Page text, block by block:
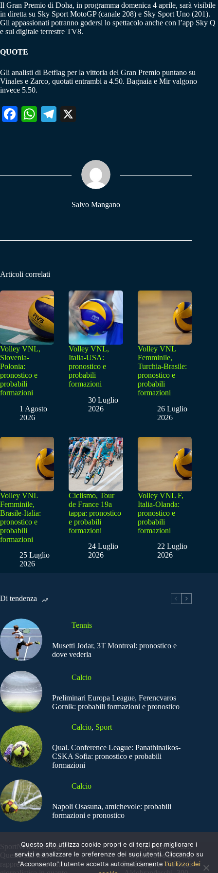
Il Gran Premio di Doha, in programma domenica 4 aprile, sarà visibile
in diretta su Sky Sport MotoGP (canale 208) e Sky Sport Uno (201).
Gli appassionati potranno godersi lo spettacolo anche con l’app Sky Q
e sul digitale terrestre TV8.
QUOTE
Gli analisti di Betflag per la vittoria del Gran Premio puntano su
Vinales e Zarco, quotati entrambi a 4.50. Bagnaia e Mir valgono
invece 5.50.
Fa W
pp
Te
m
Salvo Mangano
Articoli correlati
Volley VNL,
Slovenia-
Polonia:
pronostico e
probabili
formazioni
1 Agosto
2026
Volley VNL,
Italia-USA:
pronostico e
probabili
formazioni
30 Luglio
2026
Volley VNL
Femminile,
Turchia-Brasile:
pronostico e
probabili
formazioni
26 Luglio
2026
Volley VNL
Femminile,
Brasile-Italia:
pronostico e
probabili
formazioni
25 Luglio
2026
Ciclismo, Tour
de France 19a
tappa: pronostico
e probabili
formazioni
24 Luglio
2026
Volley VNL F,
Italia-Olanda:
pronostico e
probabili
formazioni
22 Luglio
2026
Di tendenza
Tennis
Musetti Jodar, 3T Montreal: pronostico e
dove vederla
Calcio
Preliminari Europa League, Ferencvaros
Gornik: probabili formazioni e pronostico
Calcio, Sport
Qual. Conference League: Panathinaikos-
CSKA Sofia: pronostico e probabili
formazioni
Calcio
Napoli Osasuna, amichevole: probabili
formazioni e pronostico
SportNews.BetFlag -
Questo sito non
rappresenta una testata
Copyright © 2025
SportNews BetFlag
Sede Legale: Via degli
Questo sito utilizza cookie propri e di terzi per migliorare i
servizi e analizzare le preferenze dei suoi utenti. Cliccando su
"Acconsento" l'utente accetta automaticamente l'utilizzo dei